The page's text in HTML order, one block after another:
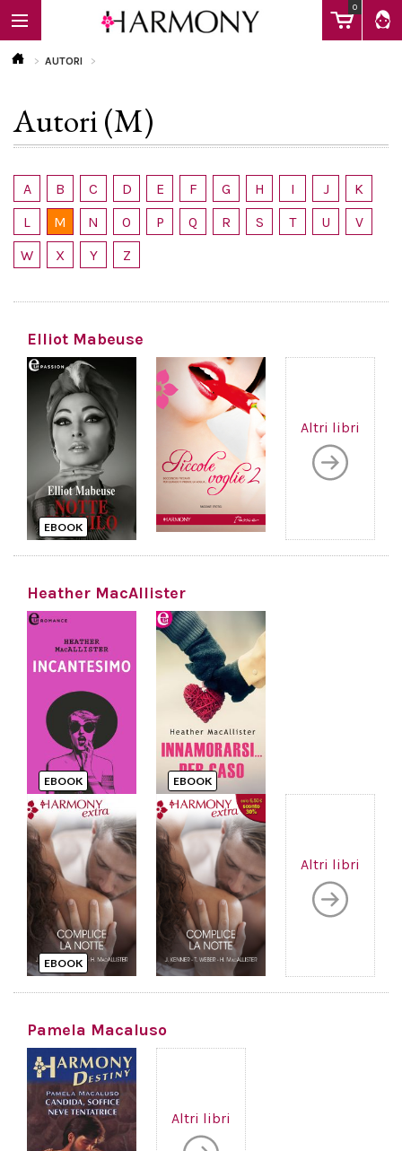
0
EBOOK
LIBRI
Calendario
AUTORI
Autori (M)
A B C D E F G H I J
K
L
M N O P Q R S T U
V
W
X Y Z
Elliot Mabeuse
EBOOK
Altri libri
Heather MacAllister
EBOOK EBOOK
EBOOK
Altri libri
Pamela Macaluso
Altri libri